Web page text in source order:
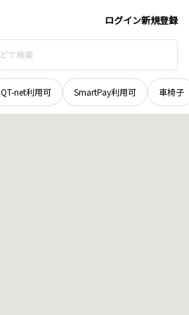
ログイン新規登録
QT-net利用可 SmartPay利用可 車椅子